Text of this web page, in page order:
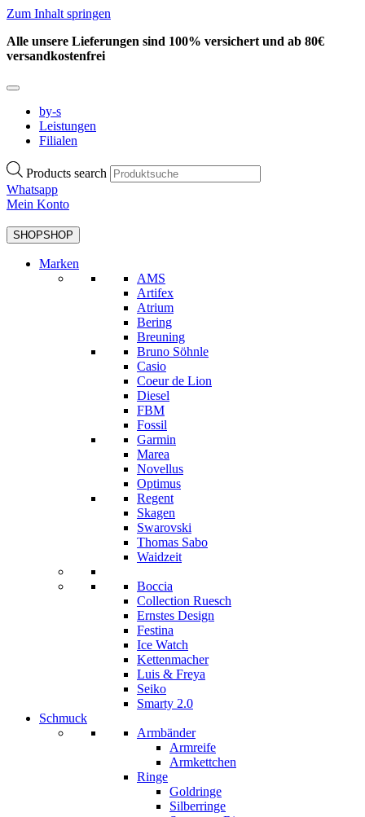
Zum Inhalt springen
Alle unsere Lieferungen sind 100% versichert und ab 80€
versandkostenfrei
by-s
Leistungen
Filialen
Products search
Whatsapp
Mein Konto
SHOPSHOP
Marken
AMS
Artifex
Atrium
Bering
Breuning
Bruno Söhnle
Casio
Coeur de Lion
Diesel
FBM
Fossil
Garmin
Marea
Novellus
Optimus
Regent
Skagen
Swarovski
Thomas Sabo
Waidzeit
Boccia
Collection Ruesch
Ernstes Design
Festina
Ice Watch
Kettenmacher
Luis & Freya
Seiko
Smarty 2.0
Schmuck
Armbänder
Armreife
Armkettchen
Ringe
Goldringe
Silberringe